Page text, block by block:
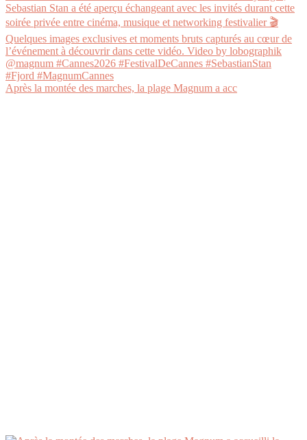
Après la montée des marches, la plage Magnum a acc